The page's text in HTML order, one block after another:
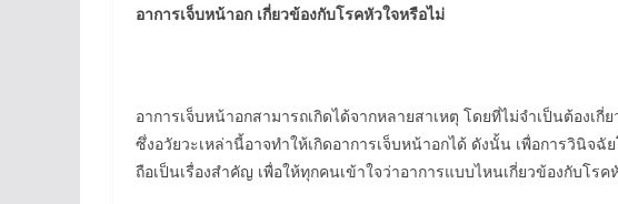
อาการเจ็บหน้าอก เกี่ยวข้องกับโรคหัวใจหรือไม่
อาการเจ็บหน้าอกสามารถเกิดได้จากหลายสาเหตุ โดยที่ไม่จำเป็นต้องเ
ซึ่งอวัยวะเหล่านี้อาจทำให้เกิดอาการเจ็บหน้าอกได้ ดังนั้น เพื่อการวินิจ
ถือเป็นเรื่องสำคัญ เพื่อให้ทุกคนเข้าใจว่าอาการแบบไหนเกี่ยวข้องกับโร